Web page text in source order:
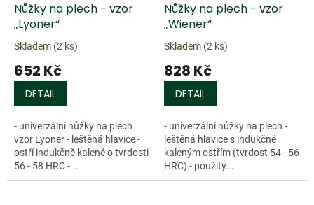
Nůžky na plech - vzor
„Lyoner“
Skladem (2 ks)
652 Kč
DETAIL
- univerzální nůžky na plech
vzor Lyoner - leštěná hlavice -
ostří indukčně kalené o tvrdosti
56 - 58 HRC -...
Nůžky na plech - vzor
„Wiener“
Skladem (2 ks)
828 Kč
DETAIL
- univerzální nůžky na plech -
leštěná hlavice s indukčně
kaleným ostřím (tvrdost 54 - 56
HRC) - použitý...